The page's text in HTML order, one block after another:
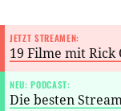
JETZT STREAMEN:
19 Filme mit
NEU: PODCAST:
Die besten